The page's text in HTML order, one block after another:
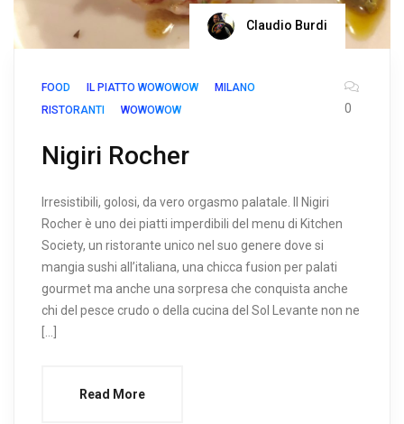
Claudio Burdi
FOOD IL PIATTO WOWOWOW
MILANO
RISTORANTI
WOWOWOW 0
Nigiri Rocher
Irresistibili, golosi, da vero orgasmo palatale. Il Nigiri
Rocher è uno dei piatti imperdibili del menu di Kitchen
Society, un ristorante unico nel suo genere dove si
mangia sushi all’italiana, una chicca fusion per palati
gourmet ma anche una sorpresa che conquista anche
chi del pesce crudo o della cucina del Sol Levante non ne
Read More